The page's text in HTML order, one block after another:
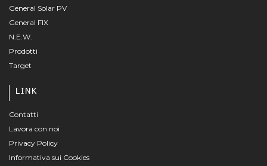
General Solar PV
General FIX
N.E.W.
Prodotti
Target
LINK
Contatti
Lavora con noi
Privacy Policy
Informativa sui Cookies